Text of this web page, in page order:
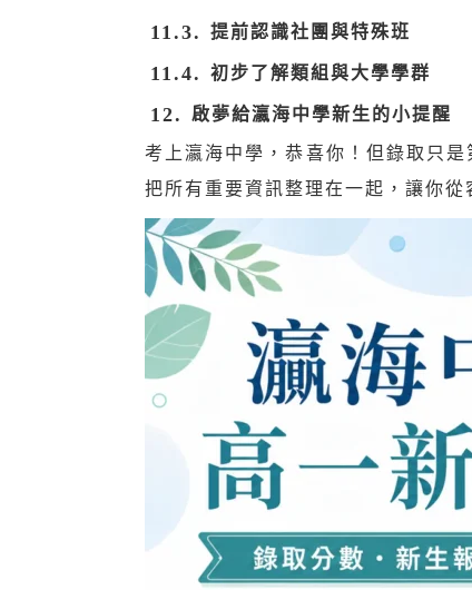
提前認識社團與特殊班
初步了解類組與大學學群
啟夢給瀛海中學新生的小提醒
考上瀛海中學，恭喜你！但錄取只
把所有重要資訊整理在一起，讓你從